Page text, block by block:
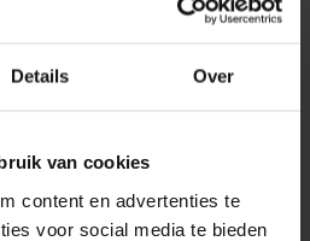
Details Over
van cookies
content en advertenties te
voor social media te bieden